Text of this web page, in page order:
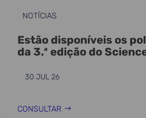
NOTÍCIAS
Estão disponíveis os
da 3.ª edição do
30 JUL 26
CONSULTAR